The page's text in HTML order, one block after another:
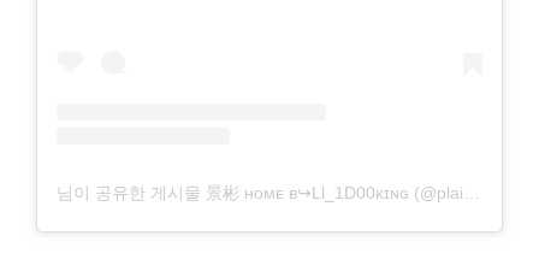
님이 공유한 게시물 景彬 ʜᴏᴍᴇ ʙ↪Ll_1D00ᴋɪɴɢ (@plain.record)